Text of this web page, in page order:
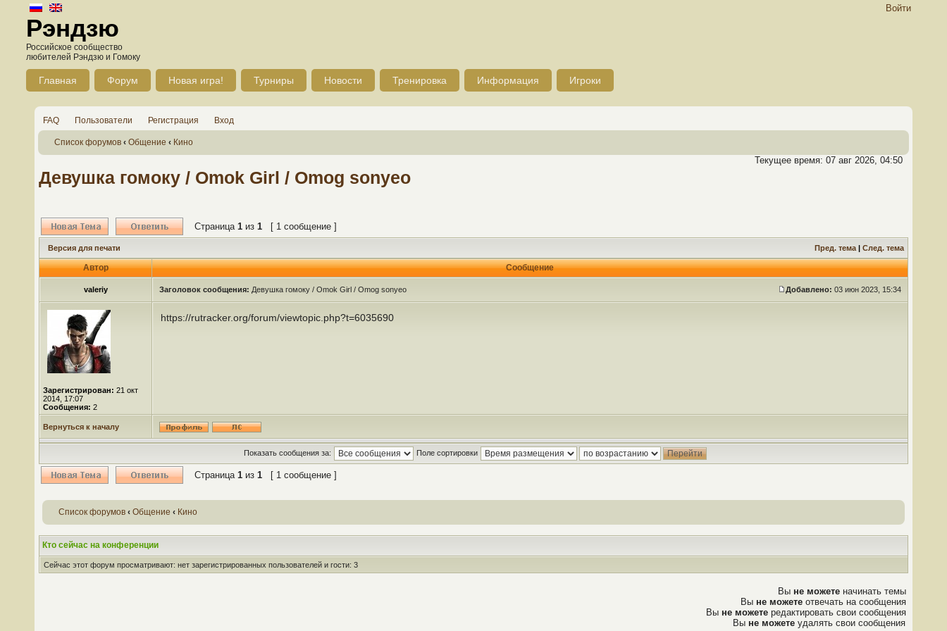
Войти
Рэндзю
Российское сообщество
любителей Рэндзю и Гомоку
Главная Форум Новая игра! Турниры Новости Тренировка Информация Игроки
FAQ Пользователи Регистрация Вход
Список форумов ‹ Общение ‹ Кино
Текущее время: 07 авг 2026, 04:50
Девушка гомоку / Omok Girl / Omog sonyeo
Страница 1 из 1 [ 1 сообщение ]
Версия для печати Пред. тема | След. тема
Автор Сообщение
valeriy Заголовок сообщения: Девушка гомоку / Omok Girl / Omog sonyeo Добавлено: 03 июн 2023, 15:34
Зарегистрирован: 21 окт
2014, 17:07
Сообщения: 2
https://rutracker.org/forum/viewtopic.php?t=6035690
Вернуться к началу
Показать сообщения за: Поле сортировки
Страница 1 из 1 [ 1 сообщение ]
Список форумов ‹ Общение ‹ Кино
Кто сейчас на конференции
Сейчас этот форум просматривают: нет зарегистрированных пользователей и гости: 3
Вы не можете начинать темы
Вы не можете отвечать на сообщения
Вы не можете редактировать свои сообщения
Вы не можете удалять свои сообщения